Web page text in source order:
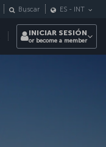
Buscar ES - INT
INICIAR SESIÓN
or become a member